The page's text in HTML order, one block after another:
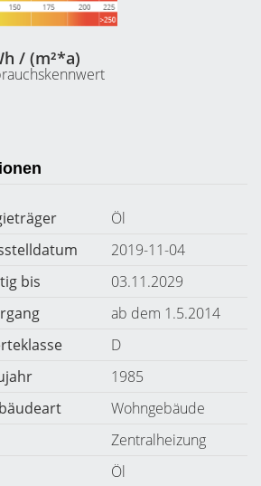
/ (m²*a)
Öl
2019-11-04
bis
03.11.2029
ab dem 1.5.2014
D
1985
Wohngebäude
Zentralheizung
Öl